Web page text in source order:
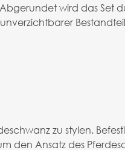
wird das Set
zu stylen.
den Ansatz des